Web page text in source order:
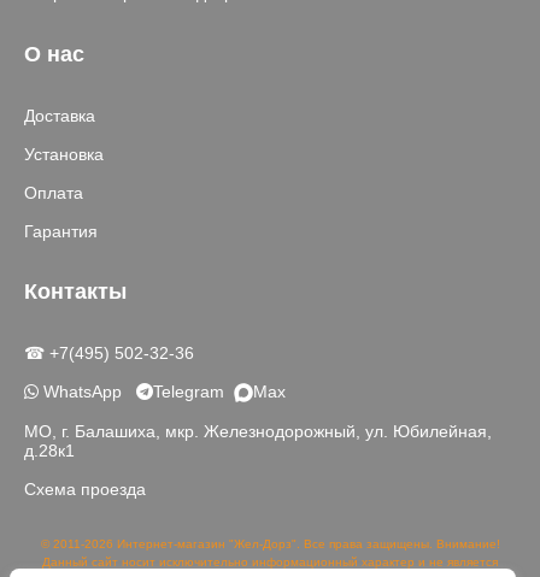
О нас
Доставка
Установка
Оплата
Гарантия
Контакты
☎ +7(495) 502-32-36
WhatsApp
Telegram Max
МО, г. Балашиха, мкр. Железнодорожный, ул. Юбилейная,
д.28к1
Схема проезда
© 2011-2026 Интернет-магазин "Жел-Дорз". Все права защищены. Внимание!
Данный сайт носит исключительно информационный характер и не является